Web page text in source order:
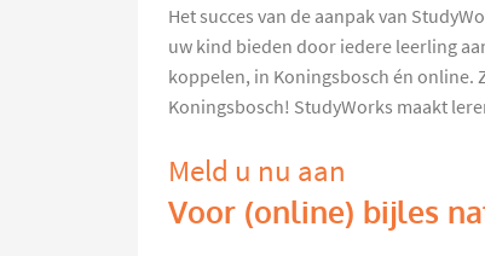
Het succes van de aanpak van
uw kind bieden door iedere leerling
koppelen, in Koningsbosch én
Koningsbosch! StudyWorks maakt
Meld u nu aan
Voor (online) bijles